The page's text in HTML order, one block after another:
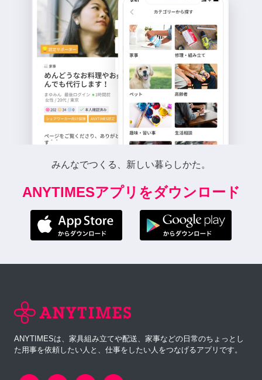
みんなでつくる、新しい暮らしかた。
ANYTIMESアプリをダウンロード
ANYTIMESは、家具組み立てや配送、家事などの日常のちょっとし
た用事を依頼したい人と、仕事をしたい人をつなげるアプリです。